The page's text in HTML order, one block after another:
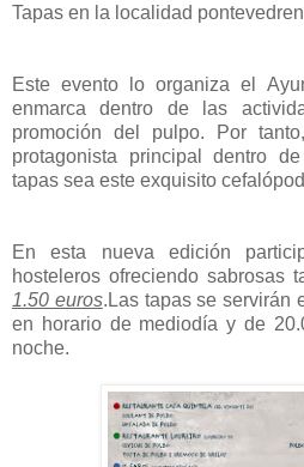
Tapas en la localidad
Este evento lo organiza el
enmarca dentro de las
promoción del pulpo. Por
protagonista principal dentro
tapas sea este exquisito
En esta nueva edición
hosteleros ofreciendo sabrosas
1.50 euros.Las tapas se servirán
en horario de mediodía y de
noche.